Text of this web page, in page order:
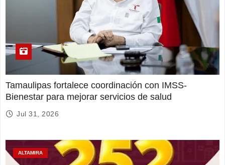
Tamaulipas fortalece coordinación con IMSS-
Bienestar para mejorar servicios de salud
Jul 31, 2026
ALTAMIRA